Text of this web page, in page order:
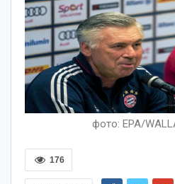
фото: EPA/
176